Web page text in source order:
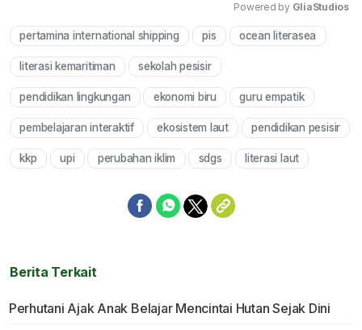
Mute
Powered by GliaStudios
pertamina international shipping pis ocean literasea
literasi kemaritiman sekolah pesisir
pendidikan lingkungan ekonomi biru guru empatik
pembelajaran interaktif ekosistem laut pendidikan pesisir
kkp upi perubahan iklim sdgs literasi laut
Berita Terkait
Perhutani Ajak Anak Belajar Mencintai Hutan Sejak Dini